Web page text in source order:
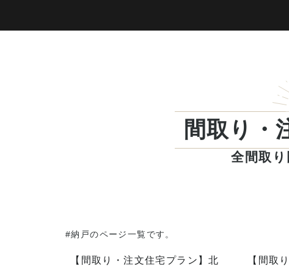
間取り・
全間取
#納戸のページ一覧です。
【間取り・注文住宅プラン】北
【間取